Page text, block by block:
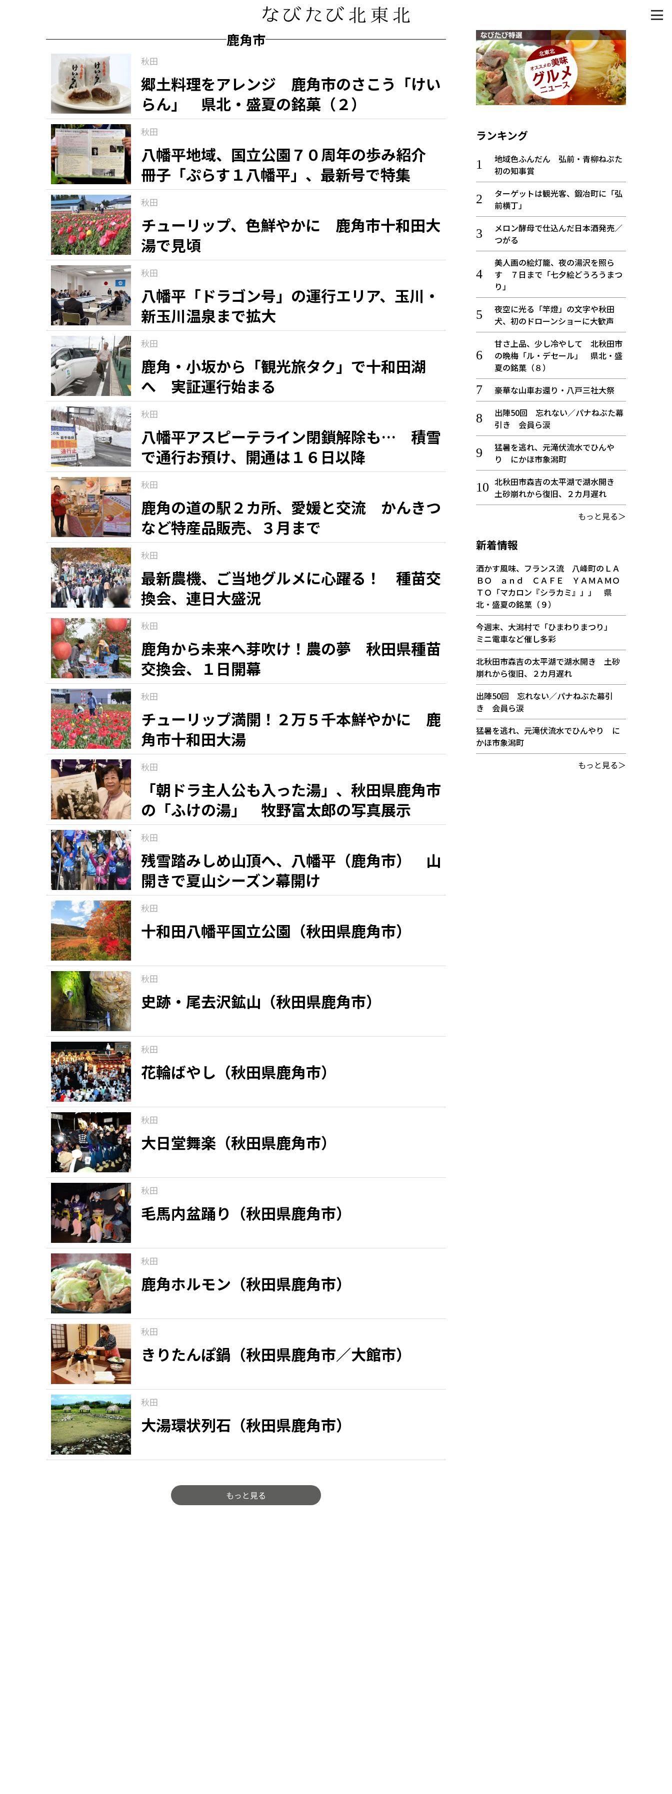
鹿角市
秋田
郷土料理をアレンジ 鹿角市のさこう「けい
らん」 県北・盛夏の銘菓（２）
秋田
八幡平地域、国立公園７０周年の歩み紹介
冊子「ぷらす１八幡平」、最新号で特集
秋田
チューリップ、色鮮やかに 鹿角市十和田大
湯で見頃
秋田
八幡平「ドラゴン号」の運行エリア、玉川・
新玉川温泉まで拡大
秋田
鹿角・小坂から「観光旅タク」で十和田湖
へ 実証運行始まる
秋田
八幡平アスピーテライン閉鎖解除も… 積雪
で通行お預け、開通は１６日以降
秋田
鹿角の道の駅２カ所、愛媛と交流 かんきつ
など特産品販売、３月まで
秋田
最新農機、ご当地グルメに心躍る！ 種苗交
換会、連日大盛況
秋田
鹿角から未来へ芽吹け！農の夢 秋田県種苗
交換会、１日開幕
秋田
チューリップ満開！２万５千本鮮やかに 鹿
角市十和田大湯
秋田
「朝ドラ主人公も入った湯」、秋田県鹿角市
の「ふけの湯」 牧野富太郎の写真展示
秋田
残雪踏みしめ山頂へ、八幡平（鹿角市） 山
開きで夏山シーズン幕開け
秋田
十和田八幡平国立公園（秋田県鹿角市）
秋田
史跡・尾去沢鉱山（秋田県鹿角市）
秋田
花輪ばやし（秋田県鹿角市）
秋田
大日堂舞楽（秋田県鹿角市）
秋田
毛馬内盆踊り（秋田県鹿角市）
秋田
鹿角ホルモン（秋田県鹿角市）
秋田
きりたんぽ鍋（秋田県鹿角市／大館市）
秋田
大湯環状列石（秋田県鹿角市）
もっと見る
ランキング
地域色ふんだん 弘前・青柳ねぷた
初の知事賞
ターゲットは観光客、鍛冶町に「弘
前横丁」
メロン酵母で仕込んだ日本酒発売／
つがる
美人画の絵灯籠、夜の湯沢を照ら
す ７日まで「七夕絵どうろうまつ
り」
夜空に光る「竿燈」の文字や秋田
犬、初のドローンショーに大歓声
甘さ上品、少し冷やして 北秋田市
の晩梅「ル・デセール」 県北・盛
夏の銘菓（８）
豪華な山車お還り・八戸三社大祭
出陣50回 忘れない／パナねぶた幕
引き 会員ら涙
猛暑を逃れ、元滝伏流水でひんや
り にかほ市象潟町
北秋田市森吉の太平湖で湖水開き
土砂崩れから復旧、２カ月遅れ
もっと見る＞
新着情報
酒かす風味、フランス流 八峰町のＬＡ
ＢＯ ａｎｄ ＣＡＦＥ ＹＡＭＡＭＯ
ＴＯ「マカロン『シラカミ』」」 県
北・盛夏の銘菓（９）
今週末、大潟村で「ひまわりまつり」
ミニ電車など催し多彩
北秋田市森吉の太平湖で湖水開き 土砂
崩れから復旧、２カ月遅れ
出陣50回 忘れない／パナねぶた幕引
き 会員ら涙
猛暑を逃れ、元滝伏流水でひんやり に
かほ市象潟町
もっと見る＞
パワースポット
まつり・イベント
おみやげ・特産
道の駅・産直
アウトドア・レジャー
ご当地グルメ